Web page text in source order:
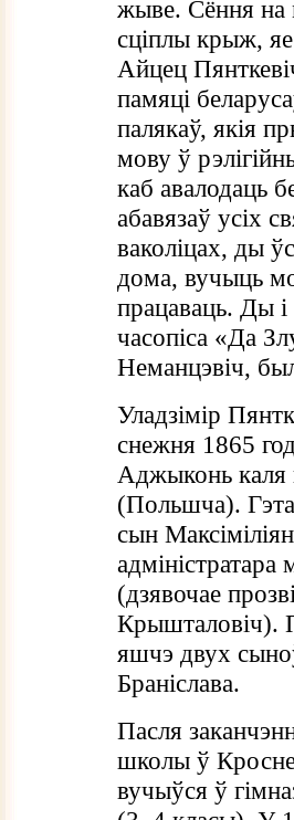
жыве. Сёння на
сціплы крыж, яе
Айцец
памяці
палякаў, якія
мову ў
каб авалодаць
абавязаў усіх
ваколіцах, ды
дома, вучыць
працаваць. Ды і
часопіса «Да
Неманцэвіч,
Уладзімір
снежня 1865
Аджыконь каля
(Польшча).
сын
адміністратара
(дзявочае
Крышталовіч).
яшчэ двух
Браніслава.
Пасля
школы ў Кросне
вучыўся ў